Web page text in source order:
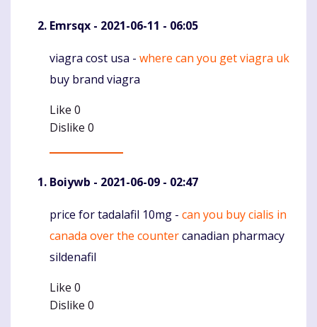
Emrsqx - 2021-06-11 - 06:05
Komentaras
viagra cost usa - where can you get viagra uk
buy brand viagra
Like 0
Dislike 0
Boiywb - 2021-06-09 - 02:47
Komentaras
price for tadalafil 10mg - can you buy cialis in
canada over the countercanadian pharmacy
sildenafil
Like 0
Dislike 0